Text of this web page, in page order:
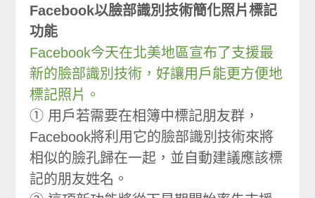
Facebook以臉部識別技術簡化照片標記
功能
Facebook今天在北美地區宣布了支援最
新的臉部識別技術，好讓用戶能更方便地
標記照片。
① 用戶若需要在相簿中標記朋友群，
Facebook將利用它的臉部識別技術來將
相似的臉孔歸在一起，並自動建議應該標
記的朋友姓名。